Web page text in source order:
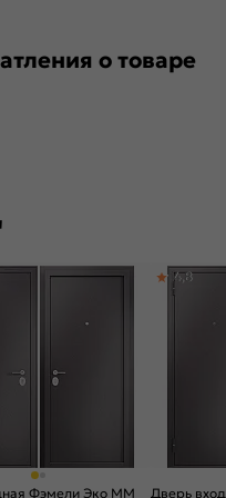
о товаре
Фэмели Эко ММ
Дверь
4,8